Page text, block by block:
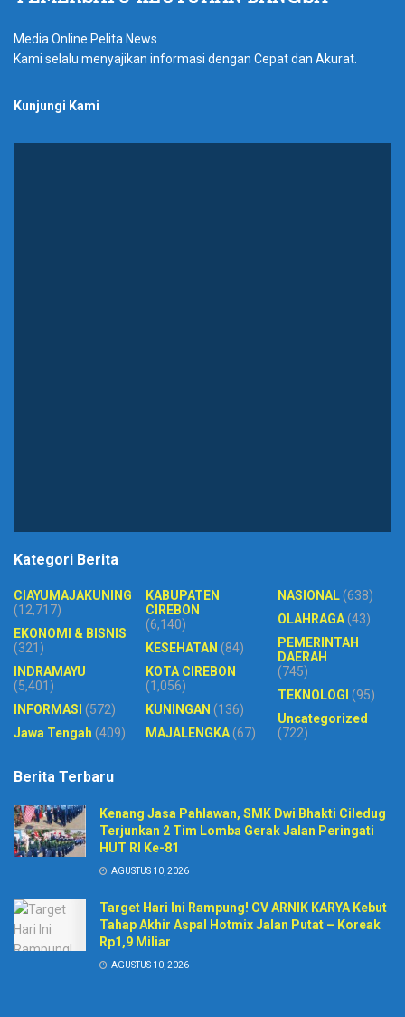
Media Online Pelita News
Kami selalu menyajikan informasi dengan Cepat dan Akurat.
Kunjungi Kami
Kategori Berita
CIAYUMAJAKUNING
(12,717)
EKONOMI & BISNIS
(321)
INDRAMAYU
(5,401)
INFORMASI (572)
Jawa Tengah (409)
KABUPATEN
CIREBON
(6,140)
KESEHATAN (84)
KOTA CIREBON
(1,056)
KUNINGAN (136)
MAJALENGKA(67)
NASIONAL(638)
OLAHRAGA(43)
PEMERINTAH
DAERAH
(745)
TEKNOLOGI (95)
Uncategorized
(722)
Berita Terbaru
Kenang Jasa Pahlawan, SMK Dwi Bhakti Ciledug
Terjunkan 2 Tim Lomba Gerak Jalan Peringati
HUT RI Ke-81
AGUSTUS 10, 2026
Target Hari Ini Rampung! CV ARNIK KARYA Kebut
Tahap Akhir Aspal Hotmix Jalan Putat – Koreak
Rp1,9 Miliar
AGUSTUS 10, 2026